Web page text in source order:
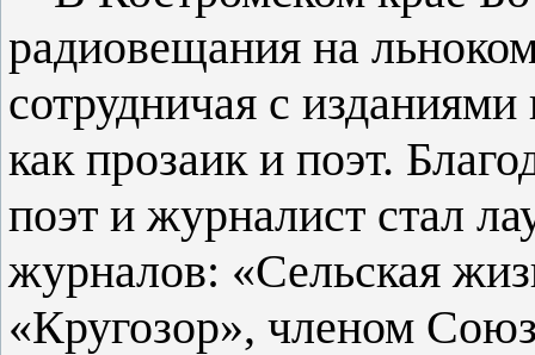
радиовещания на
сотрудничая с
как прозаик и поэт.
поэт и журналист стал
журналов: «Сельская
«Кругозор», членом